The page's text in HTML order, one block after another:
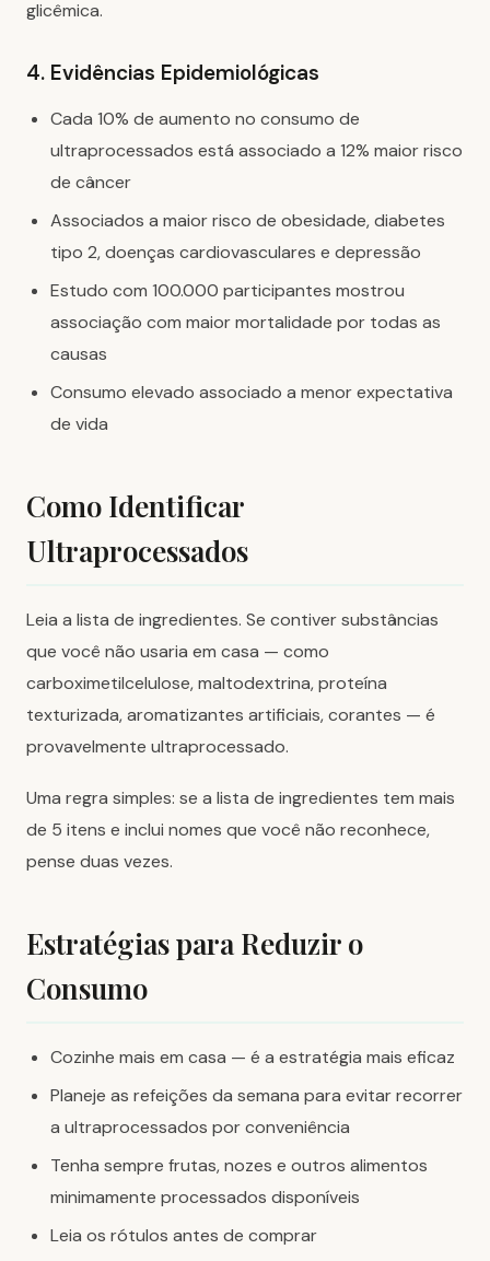
glicêmica.
4. Evidências Epidemiológicas
Cada 10% de aumento no consumo de
ultraprocessados está associado a 12% maior risco
de câncer
Associados a maior risco de obesidade, diabetes
tipo 2, doenças cardiovasculares e depressão
Estudo com 100.000 participantes mostrou
associação com maior mortalidade por todas as
causas
Consumo elevado associado a menor expectativa
de vida
Como Identificar
Ultraprocessados
Leia a lista de ingredientes. Se contiver substâncias
que você não usaria em casa — como
carboximetilcelulose, maltodextrina, proteína
texturizada, aromatizantes artificiais, corantes — é
provavelmente ultraprocessado.
Uma regra simples: se a lista de ingredientes tem mais
de 5 itens e inclui nomes que você não reconhece,
pense duas vezes.
Estratégias para Reduzir o
Consumo
Cozinhe mais em casa — é a estratégia mais eficaz
Planeje as refeições da semana para evitar recorrer
a ultraprocessados por conveniência
Tenha sempre frutas, nozes e outros alimentos
minimamente processados disponíveis
Leia os rótulos antes de comprar